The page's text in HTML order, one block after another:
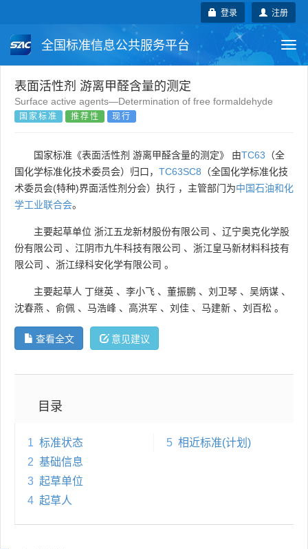
注册
登录
全国标准信息公共服务平台
国家标准 行业标准
团体标准
国外标准 技术委员会
表面活性剂 游离甲醛含量的测定
Surface active agents—Determination of free formaldehyde
国家标准 推荐性 现行
国家标准《表面活性剂 游离甲醛含量的测定》 由TC63 （全
国化学标准化技术委员会）归口， TC63SC8 （全国化学标准化技
术委员会(特种)界面活性剂分会）执行 ，主管部门为中国石油和化
学工业联合会。
主要起草单位 浙江五龙新材股份有限公司 、 辽宁奥克化学股
份有限公司 、 江阴市九牛科技有限公司 、 浙江皇马新材料科技有
限公司 、 浙江绿科安化学有限公司 。
主要起草人 丁继英 、 李小飞 、 董振鹏 、 刘卫琴 、 吴炳谋 、
沈春燕 、 俞佩 、 马浩峰 、 高洪军 、 刘佳 、 马建新 、 刘百松 。
查看全文 意见建议
目录
1 标准状态
2 基础信息
3 起草单位
4 起草人
5 相近标准(计划)